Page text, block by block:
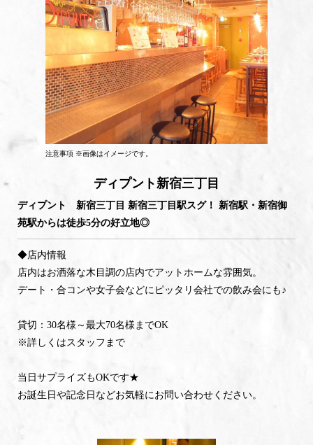
注意事項 ※画像はイメージです。
ディプント新宿三丁目
ディプント 新宿三丁目 新宿三丁目駅スグ！ 新宿駅・新宿御
苑駅からは徒歩5分の好立地◎
◆店内情報
店内はお洒落な木目調の店内でアットホームな雰囲気。
デート・合コンや女子会などにピッタリ会社での飲み会にも♪
貸切：30名様～最大70名様までOK
※詳しくはスタッフまで
当日サプライズもOKです★
お誕生日や記念日などお気軽にお問い合わせください。